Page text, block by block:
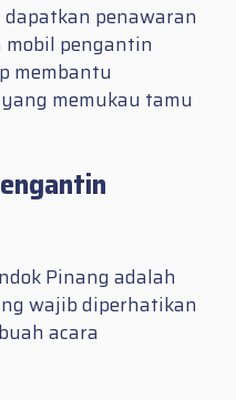
penawaran
pengantin
membantu
memukau tamu
Pinang adalah
wajib diperhatikan
acara